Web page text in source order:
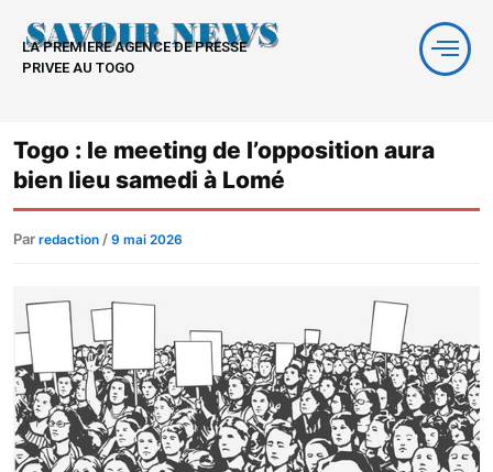
contenu
LA PREMIERE AGENCE DE PRESSE
PRIVEE AU TOGO
Togo : le meeting de l’opposition aura
bien lieu samedi à Lomé
Par redaction / 9 mai 2026